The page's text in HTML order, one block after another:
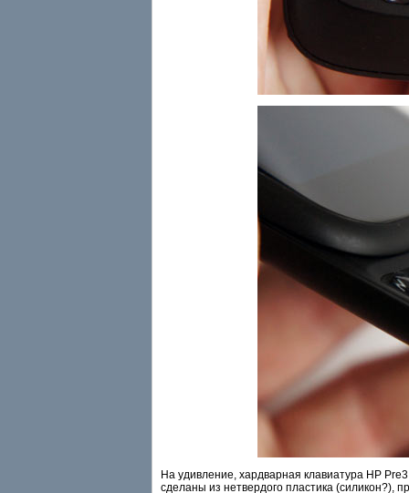
На удивление, хардварная клавиатура HP
сделаны из нетвердого пластика (силикон?),